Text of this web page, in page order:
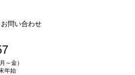
問い合わせ
～金）
年始